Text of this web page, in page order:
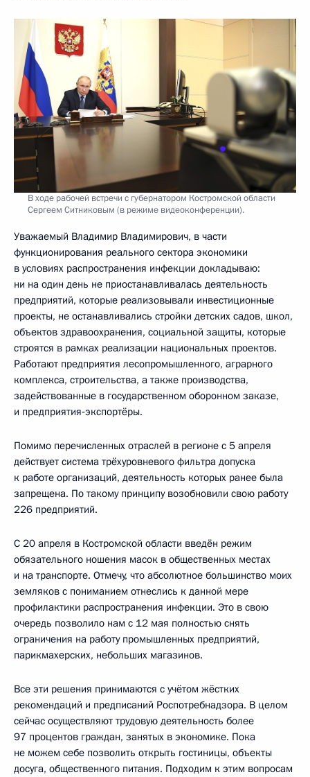
В ходе рабочей встречи с губернатором Костромской области
Сергеем Ситниковым (в режиме видеоконференции).
Уважаемый Владимир Владимирович, в части
функционирования реального сектора экономики
в условиях распространения инфекции докладываю:
ни на один день не приостанавливалась деятельность
предприятий, которые реализовывали инвестиционные
проекты, не останавливались стройки детских садов, школ,
объектов здравоохранения, социальной защиты, которые
строятся в рамках реализации национальных проектов.
Работают предприятия лесопромышленного, аграрного
комплекса, строительства, а также производства,
задействованные в государственном оборонном заказе,
и предприятия‑экспортёры.
Помимо перечисленных отраслей в регионе с 5 апреля
действует система трёхуровневого фильтра допуска
к работе организаций, деятельность которых ранее была
запрещена. По такому принципу возобновили свою работу
226 предприятий.
С 20 апреля в Костромской области введён режим
обязательного ношения масок в общественных местах
и на транспорте. Отмечу, что абсолютное большинство моих
земляков с пониманием отнеслись к данной мере
профилактики распространения инфекции. Это в свою
очередь позволило нам с 12 мая полностью снять
ограничения на работу промышленных предприятий,
парикмахерских, небольших магазинов.
Все эти решения принимаются с учётом жёстких
рекомендаций и предписаний Роспотребнадзора. В целом
сейчас осуществляют трудовую деятельность более
97 процентов граждан, занятых в экономике. Пока
не можем себе позволить открыть гостиницы, объекты
досуга, общественного питания. Подходим к этим вопросам